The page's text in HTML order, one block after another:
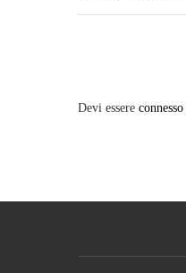
Devi essere connesso